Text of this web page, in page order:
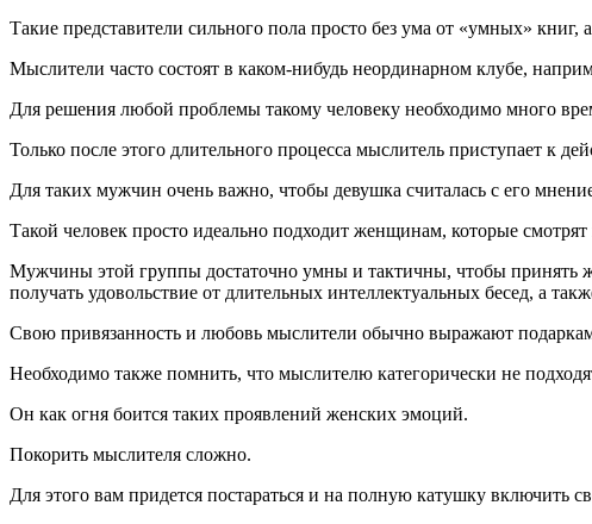
Такие представители сильного пола просто без ума от «умных»
Мыслители часто состоят в каком-нибудь неординарном клубе,
Для решения любой проблемы такому человеку необходимо много
Только после этого длительного процесса мыслитель приступает к
Для таких мужчин очень важно, чтобы девушка считалась с его
Такой человек просто идеально подходит женщинам, которые
Мужчины этой группы достаточно умны и тактичны, чтобы принять
получать удовольствие от длительных интеллектуальных бесед, а
Свою привязанность и любовь мыслители обычно выражают
Необходимо также помнить, что мыслителю категорически не
Он как огня боится таких проявлений женских эмоций.
Покорить мыслителя сложно.
Для этого вам придется постараться и на полную катушку включить